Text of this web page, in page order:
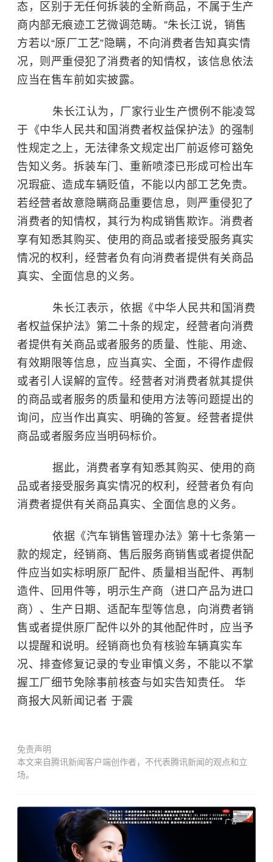
态，区别于无任何拆装的全新商品，不属于生产
商内部无痕迹工艺微调范畴。”朱长江说，销售
方若以“原厂工艺”隐瞒，不向消费者告知真实情
况，则严重侵犯了消费者的知情权，该信息依法
应当在售车前如实披露。
朱长江认为，厂家行业生产惯例不能凌驾
于《中华人民共和国消费者权益保护法》的强制
性规定之上，无法律条文规定出厂前返修可豁免
告知义务。拆装车门、重新喷漆已形成可检出车
况瑕疵、造成车辆贬值，不能以内部工艺免责。
若经营者故意隐瞒商品重要信息，则严重侵犯了
消费者的知情权，其行为构成销售欺诈。消费者
享有知悉其购买、使用的商品或者接受服务真实
情况的权利，经营者负有向消费者提供有关商品
真实、全面信息的义务。
朱长江表示，依据《中华人民共和国消费
者权益保护法》第二十条的规定，经营者向消费
者提供有关商品或者服务的质量、性能、用途、
有效期限等信息，应当真实、全面，不得作虚假
或者引人误解的宣传。经营者对消费者就其提供
的商品或者服务的质量和使用方法等问题提出的
询问，应当作出真实、明确的答复。经营者提供
商品或者服务应当明码标价。
据此，消费者享有知悉其购买、使用的商
品或者接受服务真实情况的权利，经营者负有向
消费者提供有关商品真实、全面信息的义务。
依据《汽车销售管理办法》第十七条第一
款的规定，经销商、售后服务商销售或者提供配
件应当如实标明原厂配件、质量相当配件、再制
造件、回用件等，明示生产商（进口产品为进口
商）、生产日期、适配车型等信息，向消费者销
售或者提供原厂配件以外的其他配件时，应当予
以提醒和说明。经销商也负有核验车辆真实车
况、排查修复记录的专业审慎义务，不能以不掌
握工厂细节免除事前核查与如实告知责任。 华
商报大风新闻记者 于震
免责声明
本文来自腾讯新闻客户端创作者，不代表腾讯新闻的观点和立
场。
广告